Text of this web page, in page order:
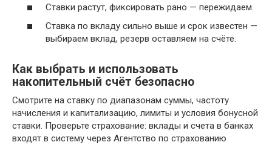
Ставки растут, фиксировать рано — пережидаем.
Ставка по вкладу сильно выше и срок известен —
выбираем вклад, резерв оставляем на счёте.
Как выбрать и использовать
накопительный счёт безопасно
Смотрите на ставку по диапазонам суммы, частоту
начисления и капитализацию, лимиты и условия бонусной
ставки. Проверьте страхование: вклады и счета в банках
входят в систему через Агентство по страхованию